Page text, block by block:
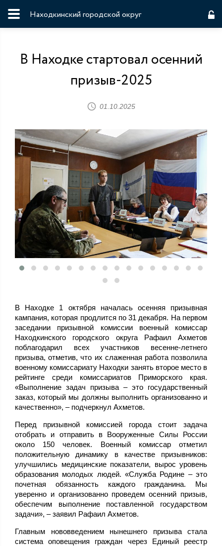
Находкинский городской округ
В Находке стартовал осенний
призыв-2025
01.10.2025
В Находке 1 октября началась осенняя призывная
кампания, которая продлится по 31 декабря. На первом
заседании призывной комиссии военный комиссар
Находкинского городского округа Рафаил Ахметов
поблагодарил всех участников весенне-летнего
призыва, отметив, что их слаженная работа позволила
военному комиссариату Находки занять второе место в
рейтинге среди комиссариатов Приморского края.
«Выполнение задач призыва – это государственный
заказ, который мы должны выполнить организованно и
качественно», – подчеркнул Ахметов.
Перед призывной комиссией города стоит задача
отобрать и отправить в Вооруженные Силы России
около 150 человек. Военный комиссар отметил
положительную динамику в качестве призывников:
улучшились медицинские показатели, вырос уровень
образования молодых людей. «Служба Родине – это
почетная обязанность каждого гражданина. Мы
уверенно и организованно проведем осенний призыв,
обеспечим выполнение поставленной государством
задачи», – заявил Рафаил Ахметов.
Главным нововведением нынешнего призыва стала
система оповещения граждан через Единый реестр